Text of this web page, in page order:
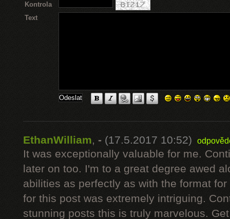
Kontrola
Text
EthanWilliam, - (17.5.2017 10:52)
It was exceptionally valuable for me.
later on too. I'm to a great degree awed
abilities as perfectly as with the format
for this post was extremely intriguing.
stunning posts this is truly marvelous.